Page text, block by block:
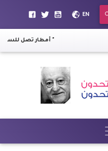
EN
أمطار تصل للسيول